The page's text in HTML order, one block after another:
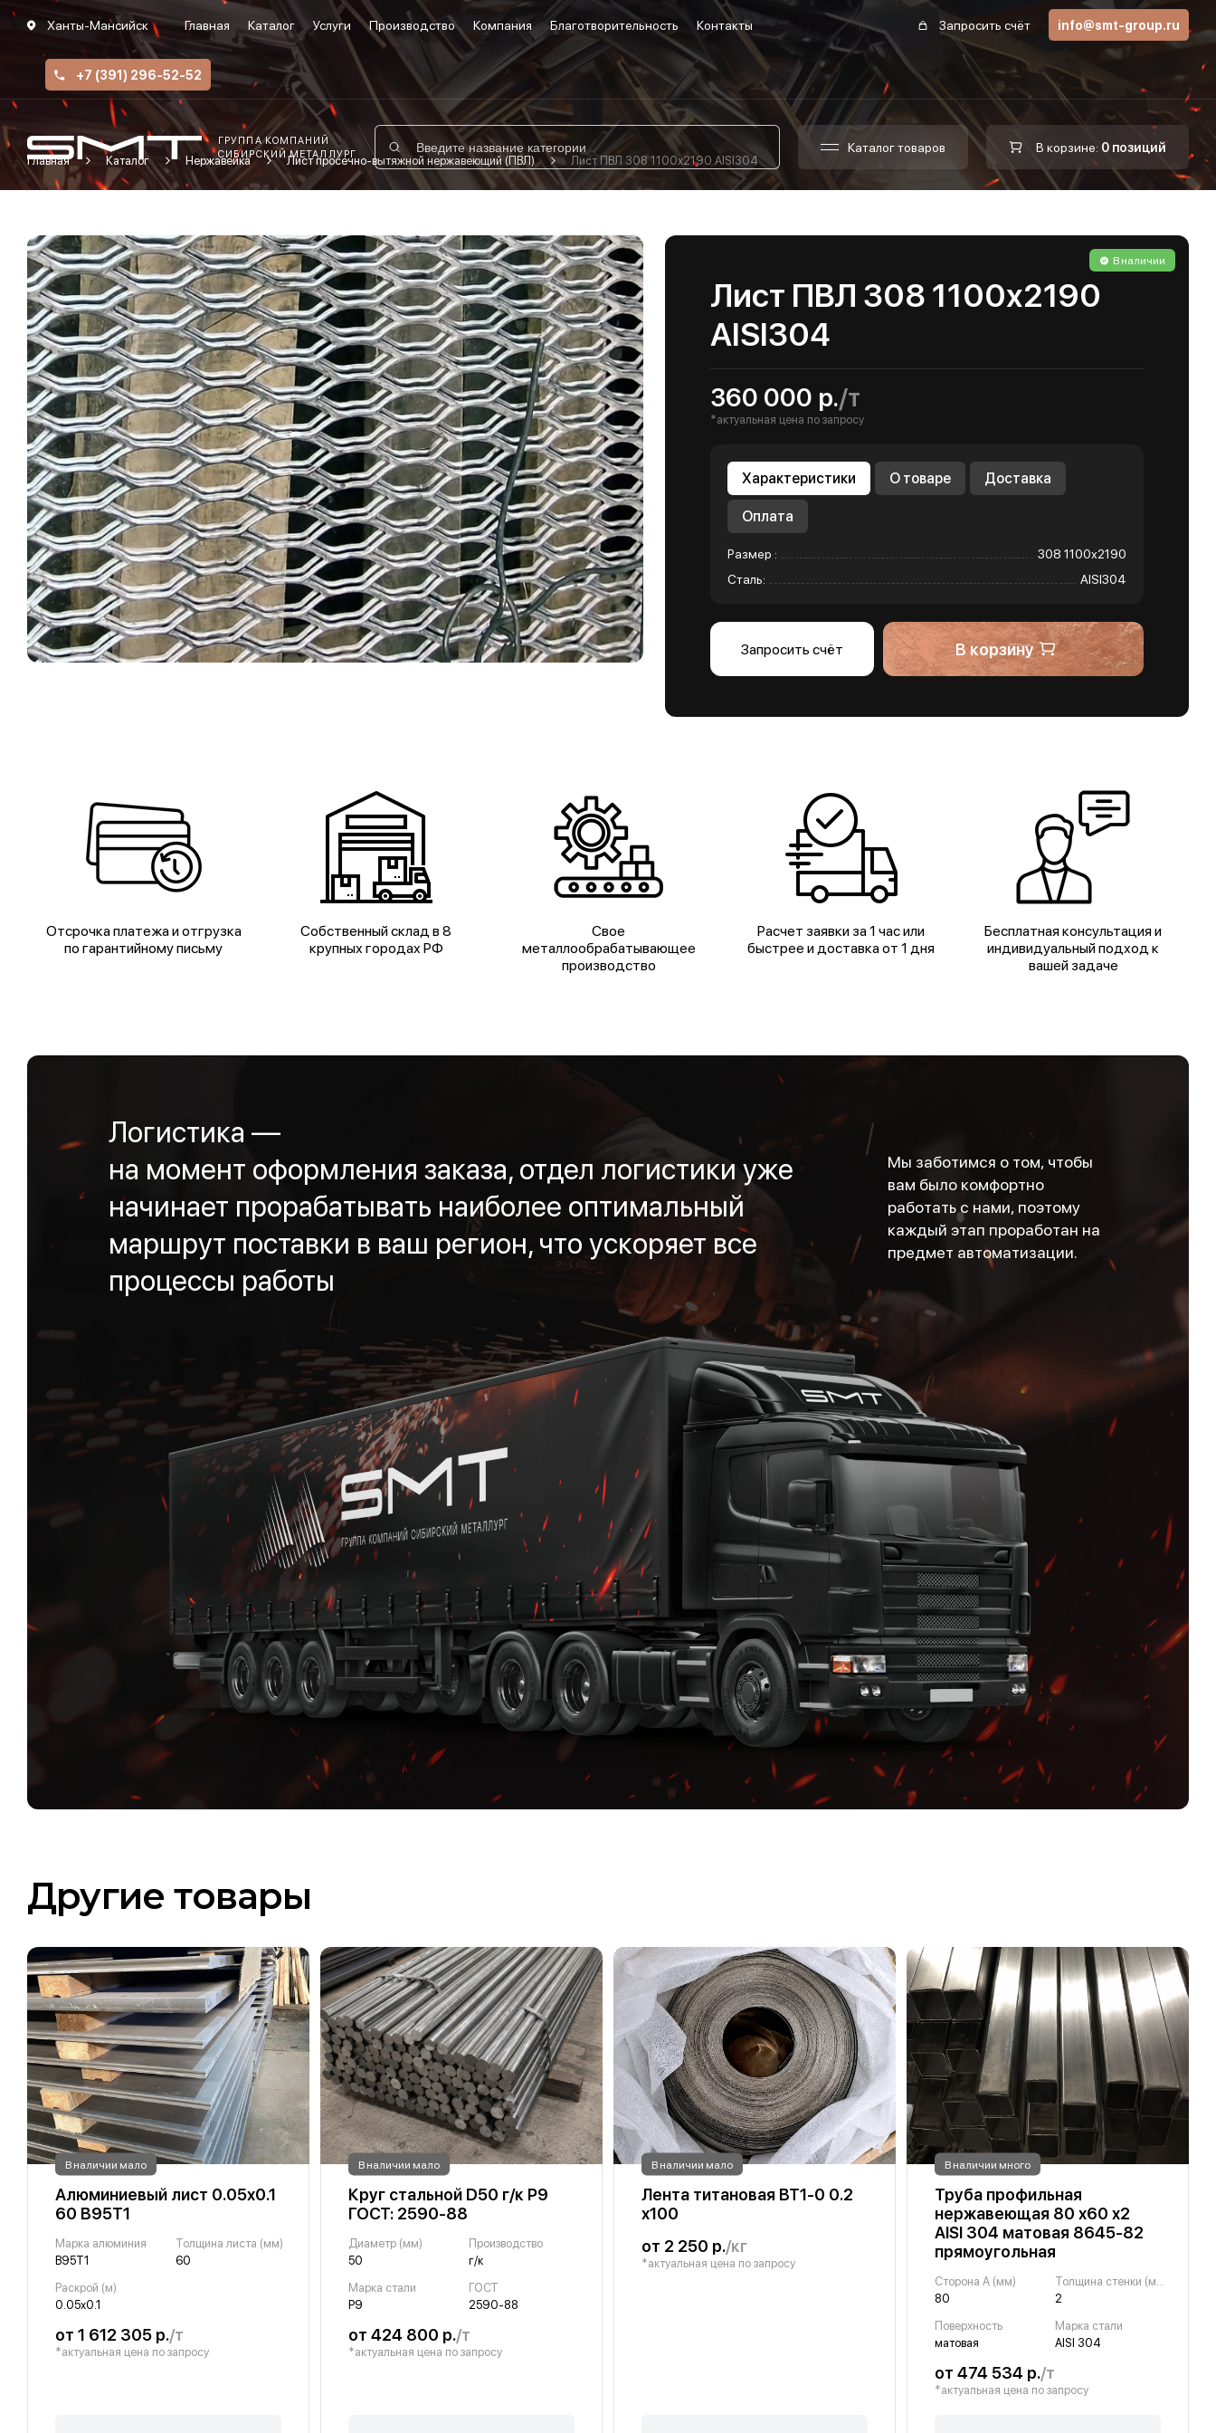
Ханты-Мансийск Главная Каталог Услуги Производство Компания Благотворительность Контакты Запросить счёт info@smt-group.ru
+7 (391) 296-52-52
ГРУППА КОМПАНИЙ
СИБИРСКИЙ МЕТАЛЛУРГ
Каталог товаров В корзине: 0 позиций
Главная Каталог Нержавейка Лист просечно-вытяжной нержавеющий (ПВЛ) Лист ПВЛ 308 1100х2190 AISI304
В наличии
Лист ПВЛ 308 1100х2190
AISI304
360 000 р./т
*актуальная цена по запросу
Характеристики О товаре Доставка
Оплата
Размер :
308 1100х2190
Сталь:
AISI304
Запросить счёт В корзину
Отсрочка платежа и отгрузка
по гарантийному письму
Собственный склад в 8
крупных городах РФ
Свое
металлообрабатывающее
производство
Расчет заявки за 1 час или
быстрее и доставка от 1 дня
Бесплатная консультация и
индивидуальный подход к
вашей задаче
Логистика —
на момент оформления заказа, отдел логистики уже
начинает прорабатывать наиболее оптимальный
маршрут поставки в ваш регион, что ускоряет все
процессы работы
Мы заботимся о том, чтобы
вам было комфортно
работать с нами, поэтому
каждый этап проработан на
предмет автоматизации.
Другие товары
В наличии мало
Алюминиевый лист 0.05х0.1
60 В95Т1
Марка алюминия
В95Т1
Толщина листа (мм)
60
Раскрой (м)
0.05х0.1
от 1 612 305 р./т
*актуальная цена по запросу
В наличии мало
Круг стальной D50 г/к Р9
ГОСТ: 2590-88
Диаметр (мм)
50
Производство
г/к
Марка стали
Р9
ГОСТ
2590-88
от 424 800 р./т
*актуальная цена по запросу
В наличии мало
Лента титановая ВТ1-0 0.2
х100
от 2 250 р./кг
*актуальная цена по запросу
В наличии много
Труба профильная
нержавеющая 80 х60 х2
AISI 304 матовая 8645-82
прямоугольная
Сторона A (мм)
80
Толщина стенки (мм)
2
Поверхность
матовая
Марка стали
AISI 304
от 474 534 р./т
*актуальная цена по запросу